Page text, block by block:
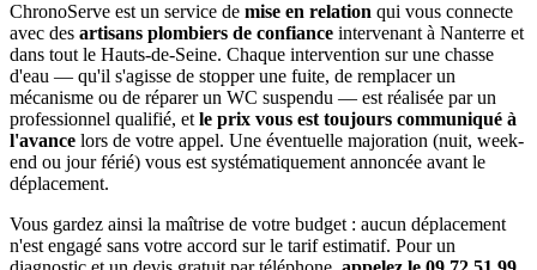
ChronoServe est un service de mise en relation qui vous connecte
avec des artisans plombiers de confiance intervenant à Nanterre et
dans tout le Hauts-de-Seine. Chaque intervention sur une chasse
d'eau — qu'il s'agisse de stopper une fuite, de remplacer un
mécanisme ou de réparer un WC suspendu — est réalisée par un
professionnel qualifié, et le prix vous est toujours communiqué à
l'avance lors de votre appel. Une éventuelle majoration (nuit, week-
end ou jour férié) vous est systématiquement annoncée avant le
déplacement.
Vous gardez ainsi la maîtrise de votre budget : aucun déplacement
n'est engagé sans votre accord sur le tarif estimatif. Pour un